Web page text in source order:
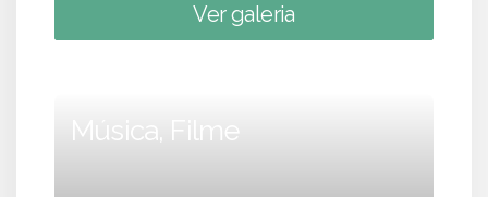
Ver galeria
Música, Filme